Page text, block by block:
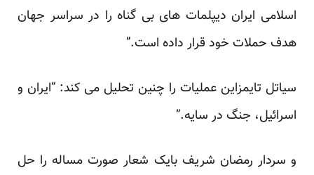
اسلامی ایران دیپلمات های بی گناه را در سراسر جهان
هدف حملات خود قرار داده است.”
سیاتل تایمزاین عملیات را چنین تحلیل می کند: “ایران و
اسرائیل، جنگ در سایه.”
و سردار رمضان شریف بایک شعار صورت مساله را حل